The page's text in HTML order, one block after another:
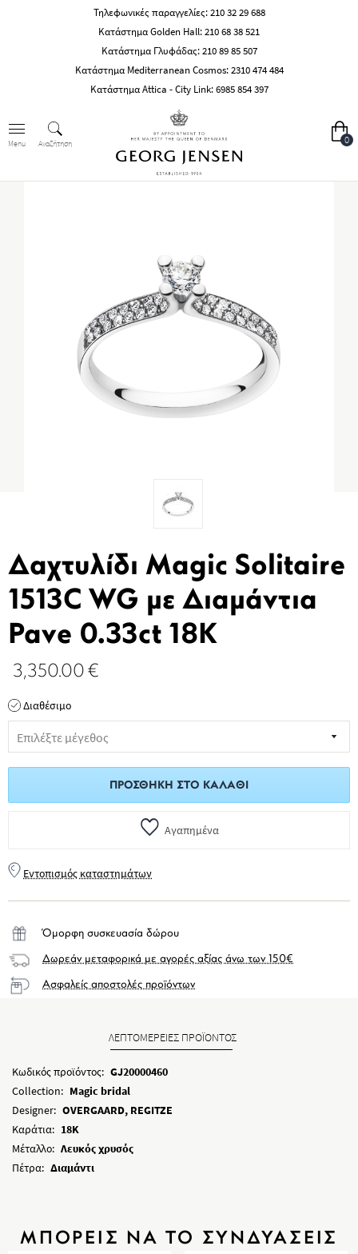
Τηλεφωνικές παραγγελίες:210 32 29 688
Κατάστημα Golden Hall:210 68 38 521
Κατάστημα Γλυφάδας:210 89 85 507
Κατάστημα Mediterranean Cosmos:2310 474 484
Κατάστημα Attica - City Link:6985 854 397
Menu Αναζήτηση 0
Δαχτυλίδι Magic Solitaire
1513C WG με Διαμάντια
Pave 0.33ct 18K
3,350.00 €
Διαθέσιμο
ΠΡΟΣΘΉΚΗ ΣΤΟ ΚΑΛΆΘΙ
Αγαπημένα
Εντοπισμός καταστημάτων
Όμορφη συσκευασία δώρου
Δωρεάν μεταφορικά με αγορές αξίας άνω των 150€
Ασφαλείς αποστολές προϊόντων
ΛΕΠΤΟΜΕΡΕΙΕΣ ΠΡΟΪΟΝΤΟΣ
Κωδικός προϊόντος: GJ20000460
Collection: Magic bridal
Designer: OVERGAARD, REGITZE
Καράτια: 18K
Μέταλλο: Λευκός χρυσός
Πέτρα: Διαμάντι
ΜΠΟΡΕΙΣ ΝΑ ΤΟ ΣΥΝΔΥΑΣΕΙΣ